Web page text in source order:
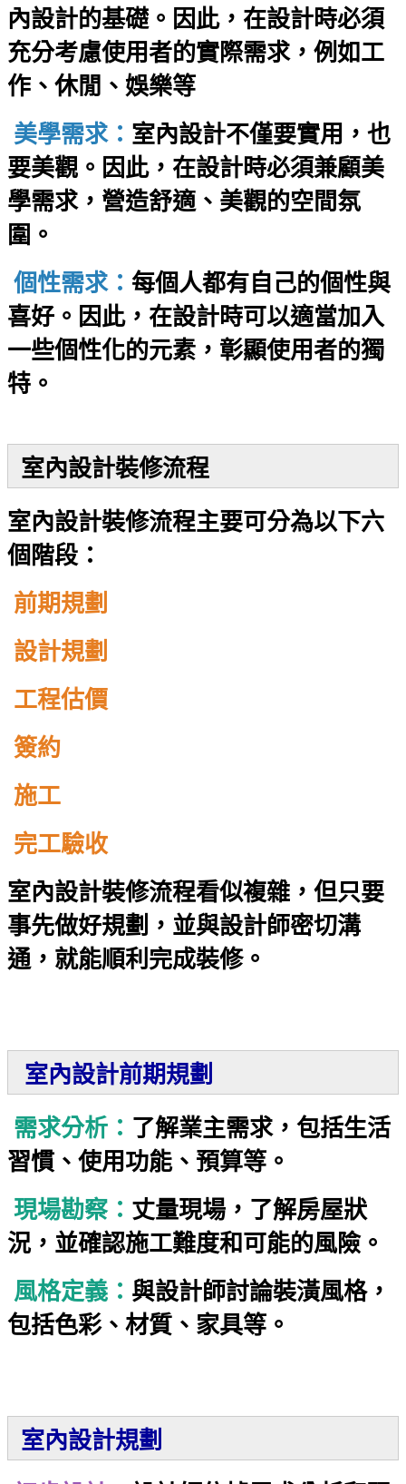
內設計的基礎。因此，在設計時必須
充分考慮使用者的實際需求，例如工
作、休閒、娛樂等
美學需求： 室內設計不僅要實用，也
要美觀。因此，在設計時必須兼顧美
學需求，營造舒適、美觀的空間氛
圍。
個性需求： 每個人都有自己的個性與
喜好。因此，在設計時可以適當加入
一些個性化的元素，彰顯使用者的獨
特。
室內設計裝修流程
室內設計裝修流程主要可分為以下六
個階段：
前期規劃
設計規劃
工程估價
簽約
施工
完工驗收
室內設計裝修流程看似複雜，但只要
事先做好規劃，並與設計師密切溝
通，就能順利完成裝修。
室內設計前期規劃
需求分析： 了解業主需求，包括生活
習慣、使用功能、預算等。
現場勘察： 丈量現場，了解房屋狀
況，並確認施工難度和可能的風險。
風格定義： 與設計師討論裝潢風格，
包括色彩、材質、家具等。
室內設計規劃